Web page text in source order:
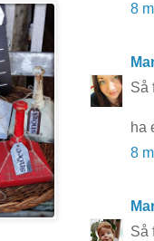
8
Så
ha
8
Så